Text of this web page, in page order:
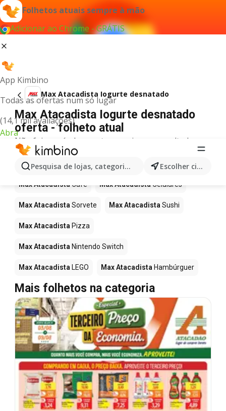
Folhetos atuais sempre à mão
Adicionar ao Chrome - GRÁTIS
App Kimbino
Todas as ofertas num só lugar
(14,1 mil avaliações)
Abra
Pesquisa de lojas, categorias,produtos... Escolher cidade
Max Atacadista Iogurte desnatado
Max Atacadista Iogurte desnatado
oferta - folheto atual
Não foi possível encontrar quaisquer resultados
para este termo.
Mais produtos em Max Atacadista
Max Atacadista Café Max Atacadista Celulares
Max Atacadista Sorvete Max Atacadista Sushi
Max Atacadista Pizza
Max Atacadista Nintendo Switch
Max Atacadista LEGO Max Atacadista Hambúrguer
Mais folhetos na categoria